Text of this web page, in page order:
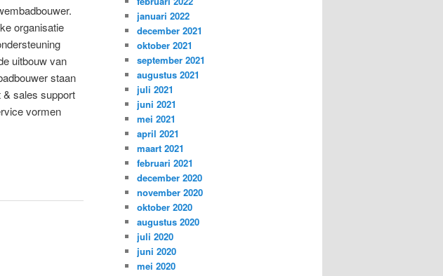
organisatie
uitbouw van
staan
& sales support
vormen
januari 2022
december 2021
oktober 2021
september 2021
augustus 2021
juli 2021
juni 2021
mei 2021
april 2021
maart 2021
februari 2021
december 2020
november 2020
oktober 2020
augustus 2020
juli 2020
juni 2020
mei 2020